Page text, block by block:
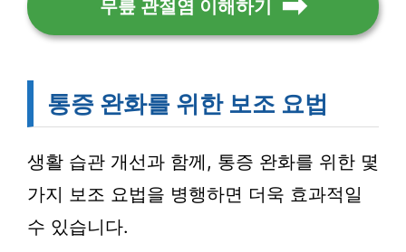
무릎 관절염 이해하기
통증 완화를 위한 보조 요법
생활 습관 개선과 함께, 통증 완화를 위한 몇
가지 보조 요법을 병행하면 더욱 효과적일
수 있습니다.